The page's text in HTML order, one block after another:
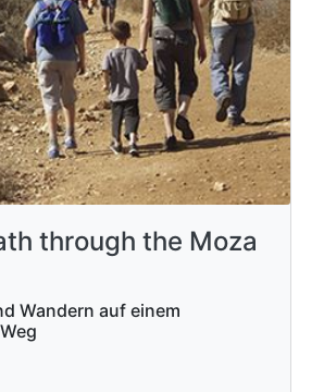
through the Moza
Wandern auf einem